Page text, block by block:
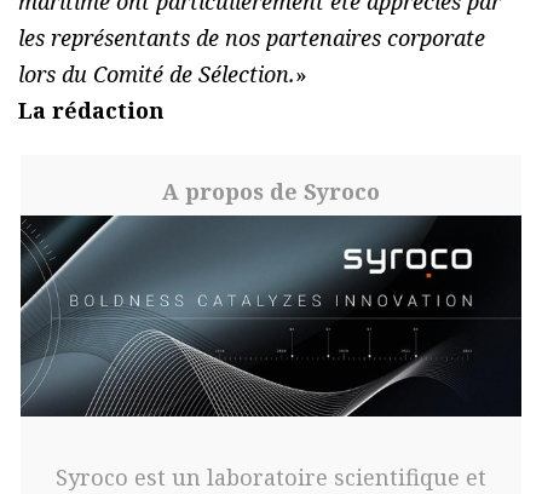
les représentants de nos partenaires corporate
lors du Comité de Sélection.»
La rédaction
A propos de Syroco
Syroco est un laboratoire scientifique et